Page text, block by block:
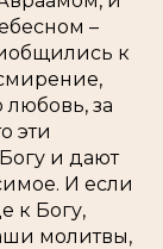
–
к
любовь, за
эти
и дают
И если
к Богу,
молитвы,